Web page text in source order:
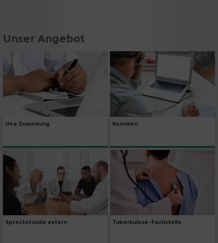
Unser Angebot
Ihre Zuweisung Konsilien
Sprechstunde extern Tuberkulose-Fachstelle